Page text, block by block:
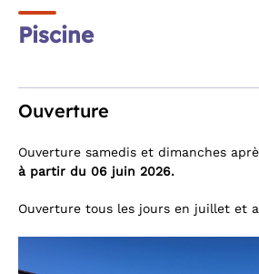
Piscine
Ouverture
Ouverture samedis et dimanches
à partir du 06 juin 2026.
Ouverture tous les jours en juillet et